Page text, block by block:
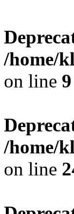
/home/
on line 9
/home/
on line